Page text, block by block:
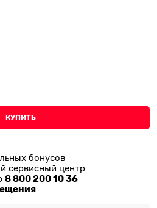
КУПИТЬ
бонусов
сервисный центр
8 800 200 10 36